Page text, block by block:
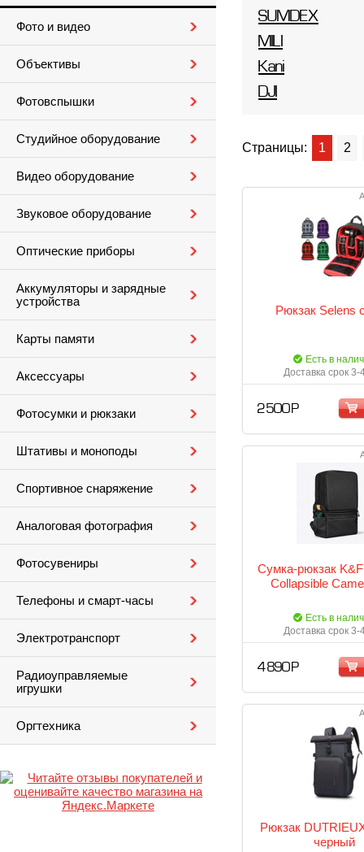
Фото и видео
Объективы
Фотовспышки
Студийное оборудование
Видео оборудование
Звуковое оборудование
Оптические приборы
Аккумуляторы и зарядные
устройства
Карты памяти
Аксессуары
Фотосумки и рюкзаки
Штативы и моноподы
Спортивное снаряжение
Аналоговая фотография
Фотосувениры
Телефоны и смарт-часы
Электротранспорт
Радиоуправляемые
игрушки
Оргтехника
SUMDEX
MILI
Kani
DJI
Страницы: 1 2
Рюкзак Selens
Есть в
Доставка срок 3-
2 500 Р
Сумка-рюкзак
Collapsible
Есть в
Доставка срок 3-
4 890 Р
Рюкзак
черный